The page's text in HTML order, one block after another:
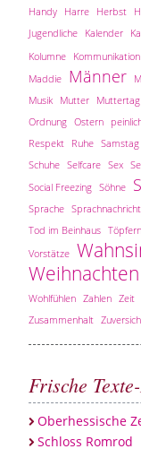
Handy Harre Herbst
Jugendliche Kalender
Kolumne Kommunikation
Maddie Männer
Musik Mutter Muttertag
Ordnung Ostern
Respekt Ruhe Samstag
Schuhe Selfcare Sex
Social Freezing Söhne
Sprache Sprachnachricht
Tod im Beinhaus Töpfern
Vorstätze
Weihnachten
Wohlfühlen Zahlen Zeit
Zusammenhalt
Frische
Oberhessische
Schloss Romrod